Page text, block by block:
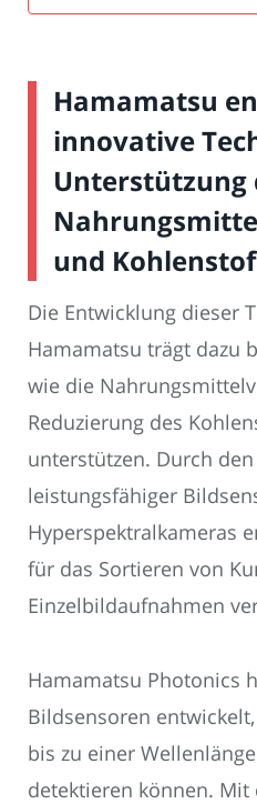
Hamamatsu
innovative
Unterstützung
und
Die Entwicklung dieser
Hamamatsu trägt dazu
wie die
Reduzierung des
unterstützen. Durch den
leistungsfähiger
Hyperspektralkameras
für das Sortieren von
Einzelbildaufnahmen
Hamamatsu Photonics
Bildsensoren
bis zu einer
detektieren können. Mit